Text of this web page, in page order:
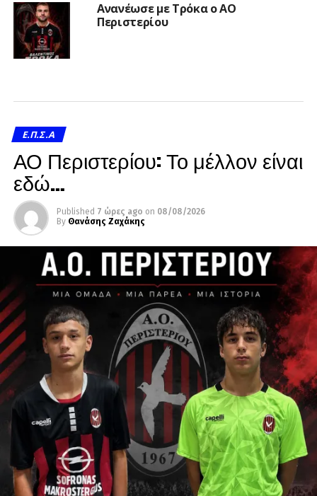
Ανανέωσε με Τρόκα ο ΑΟ
Περιστερίου
Ε.Π.Σ.Α
ΑΟ Περιστερίου: Το μέλλον είναι
εδώ…
Published 7 ώρες ago on 08/08/2026
By Θανάσης Ζαχάκης